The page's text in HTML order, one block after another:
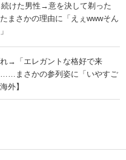
けた男性→意を決して剃った
さかの理由に「えぇwwwそん
→「エレガントな格好で来
まさかの参列姿に「いやすご
外】